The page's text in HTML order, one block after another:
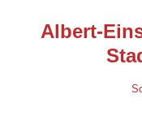
Albert-